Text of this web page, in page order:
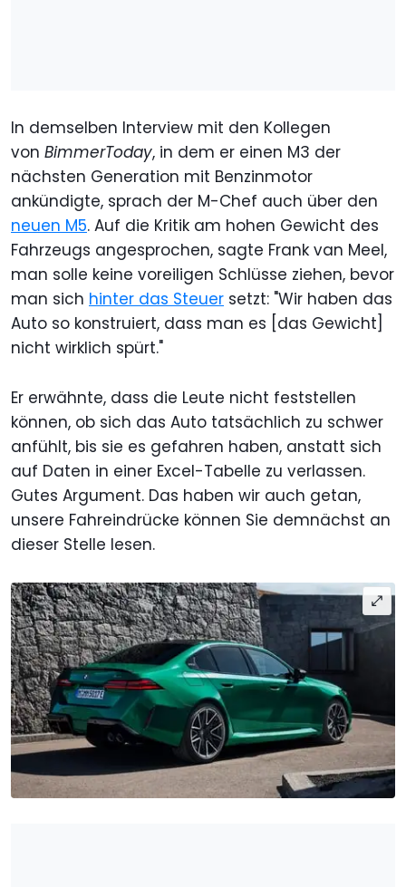
In demselben Interview mit den Kollegen
von BimmerToday, in dem er einen M3 der
nächsten Generation mit Benzinmotor
ankündigte, sprach der M-Chef auch über den
neuen M5. Auf die Kritik am hohen Gewicht des
Fahrzeugs angesprochen, sagte Frank van Meel,
man solle keine voreiligen Schlüsse ziehen, bevor
man sich hinter das Steuer setzt: "Wir haben das
Auto so konstruiert, dass man es [das Gewicht]
nicht wirklich spürt."
Er erwähnte, dass die Leute nicht feststellen
können, ob sich das Auto tatsächlich zu schwer
anfühlt, bis sie es gefahren haben, anstatt sich
auf Daten in einer Excel-Tabelle zu verlassen.
Gutes Argument. Das haben wir auch getan,
unsere Fahreindrücke können Sie demnächst an
dieser Stelle lesen.